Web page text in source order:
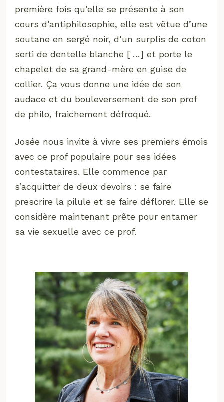
première fois qu’elle se présente à son
cours d’antiphilosophie, elle est vêtue d’une
soutane en sergé noir, d’un surplis de coton
serti de dentelle blanche [ …] et porte le
chapelet de sa grand-mère en guise de
collier. Ça vous donne une idée de son
audace et du bouleversement de son prof
de philo, fraichement défroqué.
Josée nous invite à vivre ses premiers émois
avec ce prof populaire pour ses idées
contestataires. Elle commence par
s’acquitter de deux devoirs : se faire
prescrire la pilule et se faire déflorer. Elle se
considère maintenant prête pour entamer
sa vie sexuelle avec ce prof.